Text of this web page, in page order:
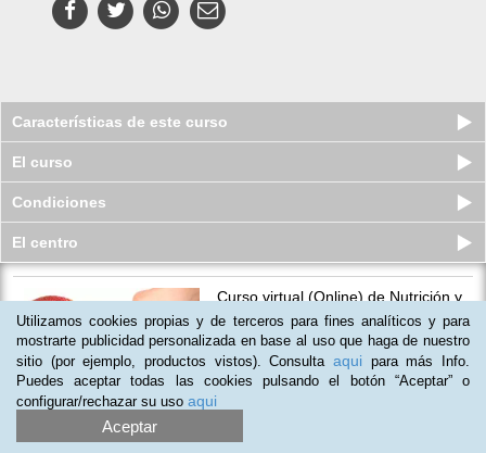
Características de este curso
El curso
Condiciones
El centro
Curso virtual (Online) de Nutrición y
Dietética + Coaching Nut...
Plazas agotadas
1.165.000 $166.000
(22)
Utilizamos cookies propias y de terceros para fines analíticos y para
mostrarte publicidad personalizada en base al uso que haga de nuestro
sitio (por ejemplo, productos vistos). Consulta aqui para más Info.
Puedes aceptar todas las cookies pulsando el botón “Aceptar” o
configurar/rechazar su uso aqui
Aceptar